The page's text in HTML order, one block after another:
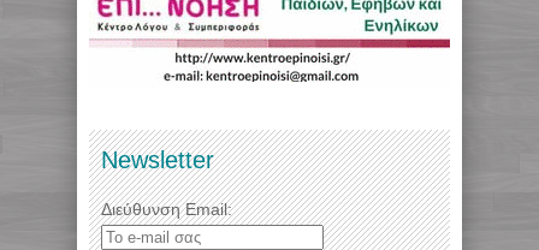
Newsletter
Διεύθυνση Email: